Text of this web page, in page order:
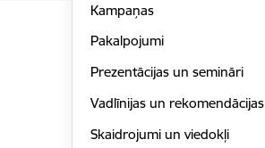
Kampaņas
Pakalpojumi
Prezentācijas un semināri
Vadlīnijas un rekomendācijas
Skaidrojumi un viedokļi